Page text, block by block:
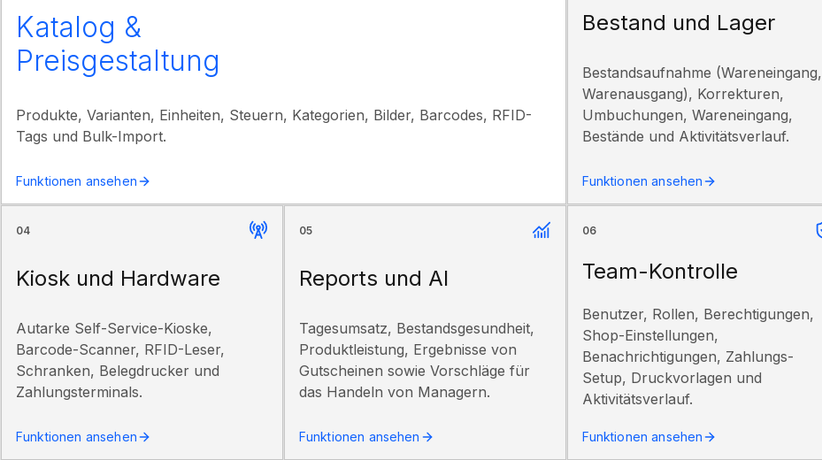
Katalog &
Preisgestaltung
Produkte, Varianten, Einheiten, Steuern, Kategorien, Bilder, Barcodes, RFID-
Tags und Bulk-Import.
Funktionen ansehen
Bestand und Lager
Bestandsaufnahme (Wareneingang,
Warenausgang), Korrekturen,
Umbuchungen, Wareneingang,
Bestände und Aktivitätsverlauf.
Funktionen ansehen
04
Kiosk und Hardware
Autarke Self-Service-Kioske,
Barcode-Scanner, RFID-Leser,
Schranken, Belegdrucker und
Zahlungsterminals.
Funktionen ansehen
05
Reports und AI
Tagesumsatz, Bestandsgesundheit,
Produktleistung, Ergebnisse von
Gutscheinen sowie Vorschläge für
das Handeln von Managern.
Funktionen ansehen
06
Team-Kontrolle
Benutzer, Rollen, Berechtigungen,
Shop-Einstellungen,
Benachrichtigungen, Zahlungs-
Setup, Druckvorlagen und
Aktivitätsverlauf.
Funktionen ansehen